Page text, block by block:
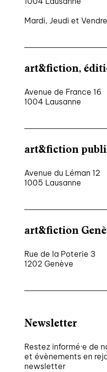
Mardi, Jeudi et
art&fiction,
Avenue de France 16
1004 Lausanne
art&fiction
Avenue du Léman 12
1005 Lausanne
art&fiction
Rue de la Poterie 3
1202 Genève
Newsletter
Restez informé·e de
et évènements en
newsletter